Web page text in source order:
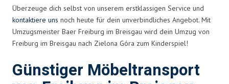
Überzeuge dich selbst von unserem erstklassigen Service und
kontaktiere uns noch heute für dein unverbindliches Angebot. Mit
Umzugsmeister Baer Freiburg im Breisgau wird dein Umzug von
Freiburg im Breisgau nach Zielona Góra zum Kinderspiel!
Günstiger Möbeltransport